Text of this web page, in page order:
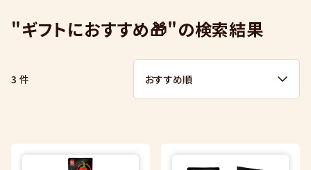
#たっぷり満腹😋
#ギフトにおすす
"ギフトにおすすめ🎁"の検索結果
3 件